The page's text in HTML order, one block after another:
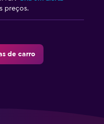
preços.
de carro